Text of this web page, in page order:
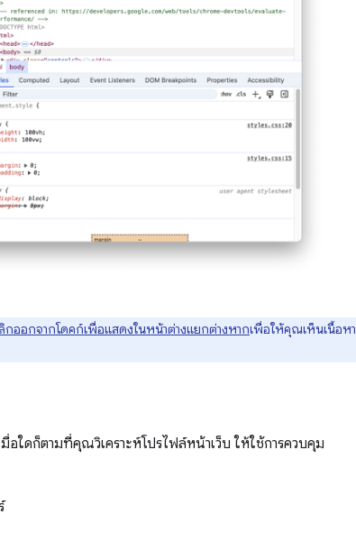
กออกจากโดคก์เพื่อแสดงในหน้าต่างแยกต่างหากเพื่อให้คุณเห็นเนื้อหา
ดก็ตามที่คุณวิเคราะห์โปรไฟล์หน้าเว็บ ให้ใช้การควบคุม